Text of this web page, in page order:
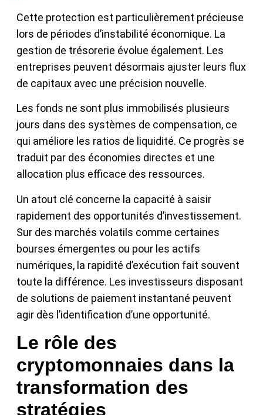
Cette protection est particulièrement précieuse
lors de périodes d’instabilité économique. La
gestion de trésorerie évolue également. Les
entreprises peuvent désormais ajuster leurs flux
de capitaux avec une précision nouvelle.
Les fonds ne sont plus immobilisés plusieurs
jours dans des systèmes de compensation, ce
qui améliore les ratios de liquidité. Ce progrès se
traduit par des économies directes et une
allocation plus efficace des ressources.
Un atout clé concerne la capacité à saisir
rapidement des opportunités d’investissement.
Sur des marchés volatils comme certaines
bourses émergentes ou pour les actifs
numériques, la rapidité d’exécution fait souvent
toute la différence. Les investisseurs disposant
de solutions de paiement instantané peuvent
agir dès l’identification d’une opportunité.
Le rôle des
cryptomonnaies dans la
transformation des
stratégies